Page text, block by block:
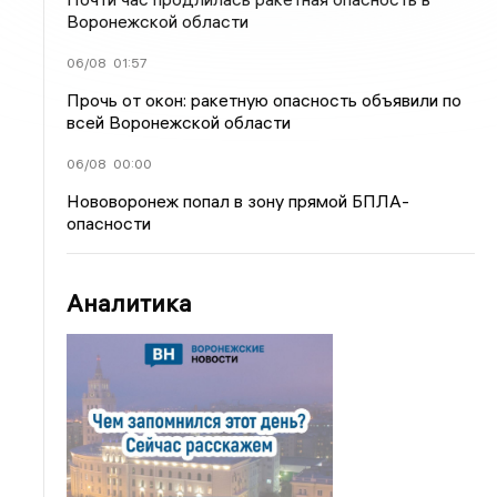
Воронежской области
06/08 01:57
Прочь от окон: ракетную опасность объявили по
всей Воронежской области
06/08 00:00
Нововоронеж попал в зону прямой БПЛА-
опасности
Аналитика